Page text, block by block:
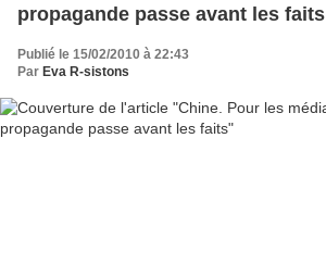
propagande passe avant les faits
Publié le 15/02/2010 à 22:43
Par Eva R-sistons